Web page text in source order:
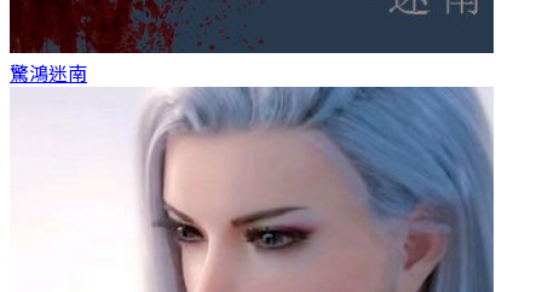
驚鴻迷南